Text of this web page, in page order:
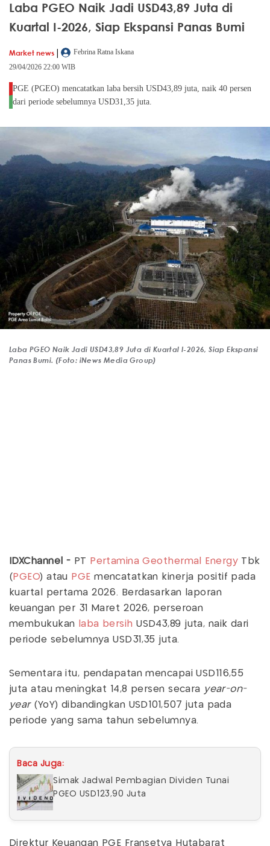
Laba PGEO Naik Jadi USD43,89 Juta di
Kuartal I-2026, Siap Ekspansi Panas Bumi
Market news |
Febrina Ratna Iskana
29/04/2026 22:00 WIB
PGE (PGEO) mencatatkan laba bersih USD43,89 juta, naik 40 persen
dari periode sebelumnya USD31,35 juta.
Laba PGEO Naik Jadi USD43,89 Juta di Kuartal I-2026, Siap Ekspansi
Panas Bumi. (Foto: iNews Media Group)
IDXChannel - PT Pertamina Geothermal EnergyTbk
( PGEO) atau PGE mencatatkan kinerja positif pada
kuartal pertama 2026. Berdasarkan laporan
keuangan per 31 Maret 2026, perseroan
membukukan
laba bersih USD43,89 juta, naik dari
periode sebelumnya USD31,35 juta.
Sementara itu, pendapatan mencapai USD116,55
juta atau meningkat 14,8 persen secara year-on-
year (YoY) dibandingkan USD101,507 juta pada
periode yang sama tahun sebelumnya.
Baca Juga:
Simak Jadwal Pembagian Dividen Tunai
PGEO USD123,90 Juta
Direktur Keuangan PGE Fransetya Hutabarat